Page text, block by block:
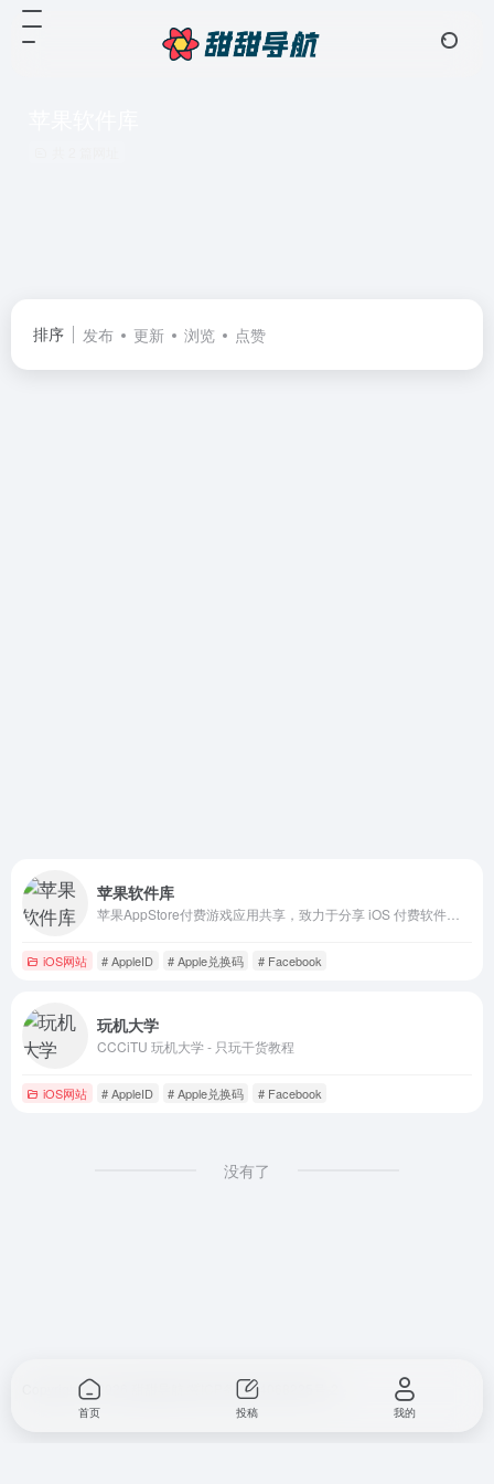
排序 发布 更新 浏览 点赞
苹果软件库
iOS网站 # AppleID # Apple兑换码 # Facebook
玩机大学
CCCiTU 玩机大学 - 只玩干货教程
iOS网站 # AppleID # Apple兑换码 # Facebook
没有了
Copyright © 2026 冀ICP备2024068225号-2
首页 投稿 我的